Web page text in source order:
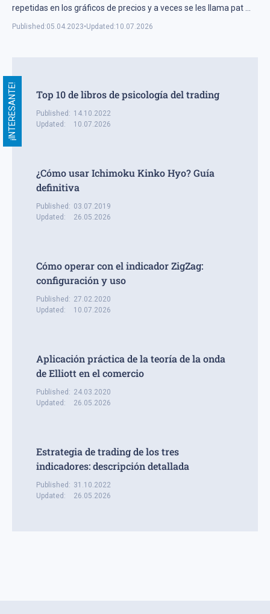
repetidas en los gráficos de precios y a veces se les llama pat
Published:05.04.2023•Updated:10.07.2026
¡INTERESANTE! Top 10 de libros de psicología del trading
Published: 14.10.2022
Updated:
10.07.2026
¿Cómo usar Ichimoku Kinko Hyo? Guía
definitiva
Published: 03.07.2019
Updated:
26.05.2026
Cómo operar con el indicador ZigZag:
configuración y uso
Published: 27.02.2020
Updated:
10.07.2026
Aplicación práctica de la teoría de la onda
de Elliott en el comercio
Published: 24.03.2020
Updated:
26.05.2026
Estrategia de trading de los tres
indicadores: descripción detallada
Published: 31.10.2022
Updated:
26.05.2026